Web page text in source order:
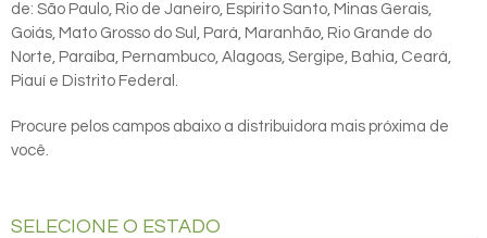
de: São Paulo, Rio de Janeiro, Espirito Santo, Minas Gerais,
Goiás, Mato Grosso do Sul, Pará, Maranhão, Rio Grande do
Norte, Paraíba, Pernambuco, Alagoas, Sergipe, Bahia, Ceará,
Piauí e Distrito Federal.
Procure pelos campos abaixo a distribuidora mais próxima de
você.
SELECIONE O ESTADO